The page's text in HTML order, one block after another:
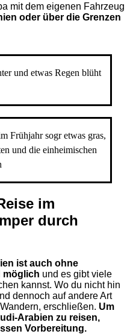
mit dem eigenen Fahrzeug
oder über die Grenzen
und etwas Regen blüht
Frühjahr sogr etwas gras,
und die einheimischen
im
durch
ist auch ohne
möglich und es gibt viele
kannst. Wo du nicht hin
dennoch auf andere Art
erschließen. Um
Arabien zu reisen,
Vorbereitung.